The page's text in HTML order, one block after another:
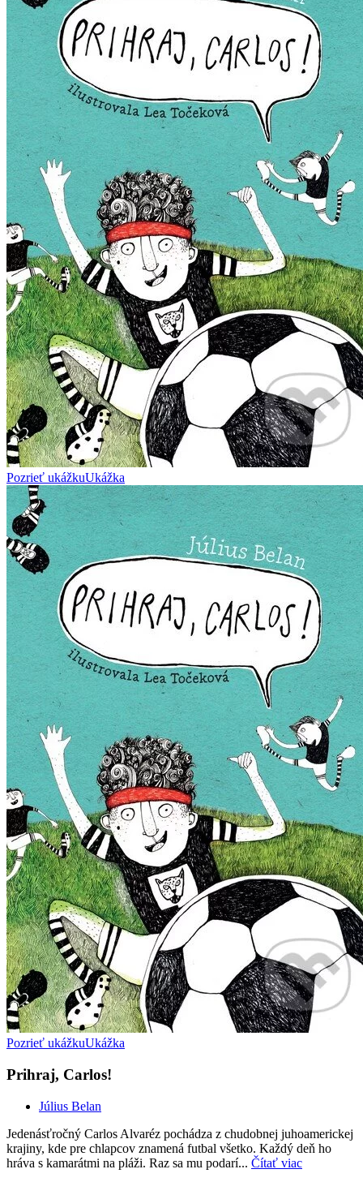
Pozrieť ukážkuUkážka
Pozrieť ukážkuUkážka
Prihraj, Carlos!
Július Belan
Jedenásťročný Carlos Alvaréz pochádza z chudobnej juhoamerickej
krajiny, kde pre chlapcov znamená futbal všetko. Každý deň ho
hráva s kamarátmi na pláži. Raz sa mu podarí... Čítať viac